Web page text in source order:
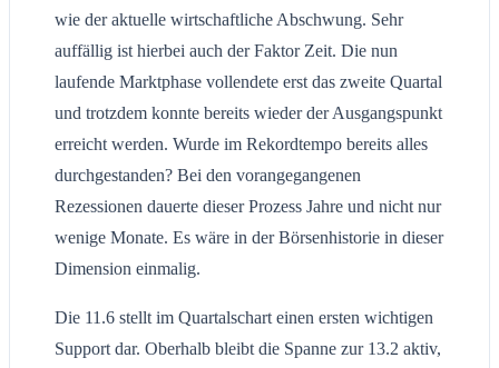
wie der aktuelle wirtschaftliche Abschwung. Sehr
auffällig ist hierbei auch der Faktor Zeit. Die nun
laufende Marktphase vollendete erst das zweite Quartal
und trotzdem konnte bereits wieder der Ausgangspunkt
erreicht werden. Wurde im Rekordtempo bereits alles
durchgestanden? Bei den vorangegangenen
Rezessionen dauerte dieser Prozess Jahre und nicht nur
wenige Monate. Es wäre in der Börsenhistorie in dieser
Dimension einmalig.
Die 11.6 stellt im Quartalschart einen ersten wichtigen
Support dar. Oberhalb bleibt die Spanne zur 13.2 aktiv,